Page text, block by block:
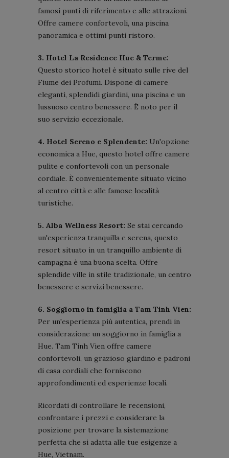
famosi punti di riferimento e alle attrazioni.
Offre camere confortevoli, una piscina
panoramica e ottimi punti ristoro.
3. Hotel La Residence Hue & Terme:
Questo storico hotel è situato sulle rive del
Fiume dei Profumi. Dispone di camere
eleganti, splendidi giardini, una piscina e un
lussuoso centro benessere. È noto per il
suo servizio eccezionale.
4. Hotel Sereno e Splendente: Un'opzione
economica a Hue, questo hotel offre camere
pulite e confortevoli con un personale
cordiale. È convenientemente situato vicino
al centro città e alle famose località
turistiche.
5. Alba Wellness Resort: Se stai cercando
un'esperienza tranquilla e serena, questo
resort situato in un tranquillo ambiente di
campagna è una buona scelta. Offre
splendide ville in stile tradizionale, un centro
benessere e servizi benessere.
6. Soggiorno in famiglia a Tam Tinh Vien:
Per un'esperienza più autentica, prendi in
considerazione un soggiorno in famiglia a
Hue. Tam Tinh Vien offre camere
confortevoli, un grazioso giardino e padroni
di casa cordiali che forniscono
approfondimenti ed esperienze locali.
Ricordati di controllare le recensioni,
confrontare i prezzi e considerare la
posizione per trovare la sistemazione
perfetta che si adatta alle tue esigenze a
Hue, Vietnam.